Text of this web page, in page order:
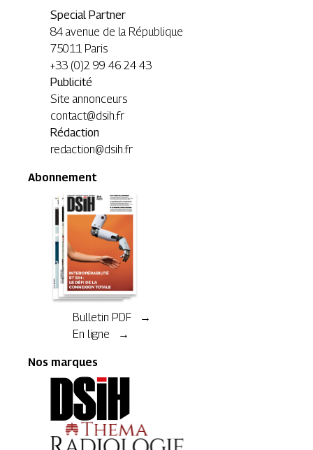
Special Partner
84 avenue de la République
75011 Paris
+33 (0)2 99 46 24 43
Publicité
Site annonceurs
contact@dsih.fr
Rédaction
redaction@dsih.fr
Abonnement
Bulletin PDF →
En ligne →
Nos marques